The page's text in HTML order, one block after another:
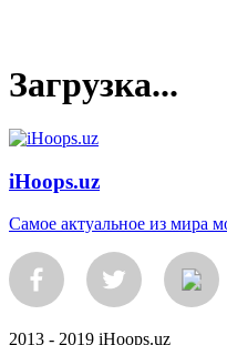
Загрузка...
iHoops.uz
Самое актуальное из мира
2013 - 2019 iHoops.uz